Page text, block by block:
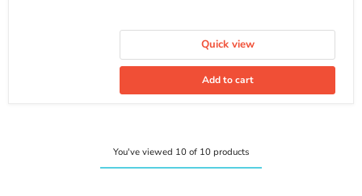
Quick view
Add to cart
You've viewed 10 of 10 products